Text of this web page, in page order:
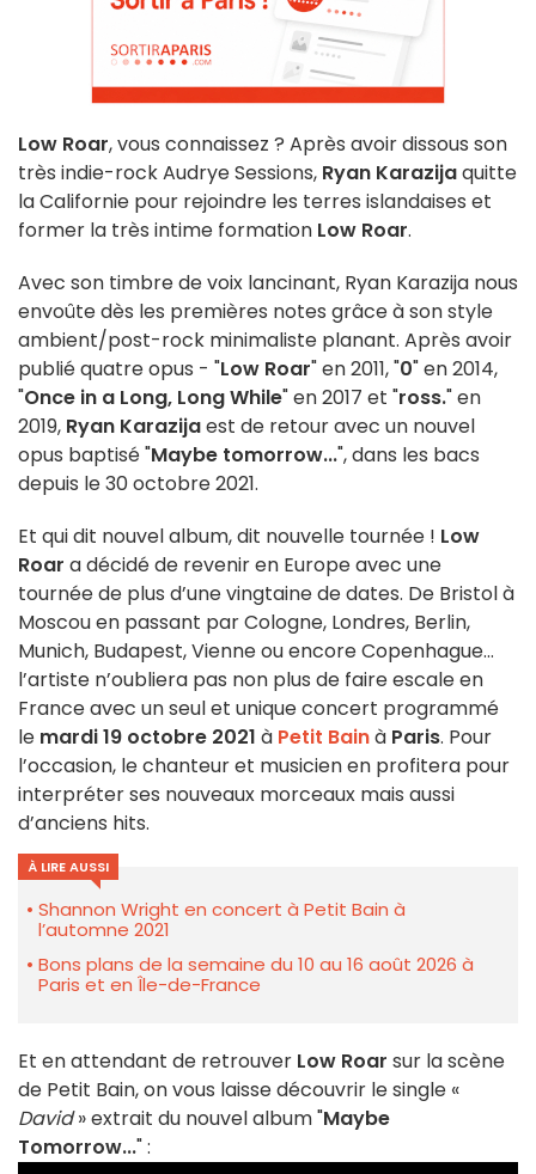
Low Roar, vous connaissez ? Après avoir dissous son
très indie-rock Audrye Sessions, Ryan Karazijaquitte
la Californie pour rejoindre les terres islandaises et
former la très intime formation Low Roar.
Avec son timbre de voix lancinant, Ryan Karazija nous
envoûte dès les premières notes grâce à son style
ambient/post-rock minimaliste planant. Après avoir
publié quatre opus - "Low Roar" en 2011, "0" en 2014,
"Once in a Long, Long While" en 2017 et "ross." en
2019, Ryan Karazijaest de retour avec un nouvel
opus baptisé "Maybe tomorrow...", dans les bacs
depuis le 30 octobre 2021.
Et qui dit nouvel album, dit nouvelle tournée ! Low
Roar a décidé de revenir en Europe avec une
tournée de plus d’une vingtaine de dates. De Bristol à
Moscou en passant par Cologne, Londres, Berlin,
Munich, Budapest, Vienne ou encore Copenhague...
l’artiste n’oubliera pas non plus de faire escale en
France avec un seul et unique concert programmé
le mardi 19 octobre 2021 à Petit Bainà Paris. Pour
l’occasion, le chanteur et musicien en profitera pour
interpréter ses nouveaux morceaux mais aussi
d’anciens hits.
À LIRE AUSSI
Shannon Wright en concert à Petit Bain à
l’automne 2021
Bons plans de la semaine du 10 au 16 août 2026 à
Paris et en Île-de-France
Et en attendant de retrouver Low Roar sur la scène
de Petit Bain, on vous laisse découvrir le single «
David» extrait du nouvel album "Maybe
Tomorrow..." :